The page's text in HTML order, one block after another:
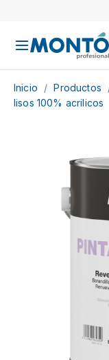
Inicio / Productos
lisos 100% acrilicos